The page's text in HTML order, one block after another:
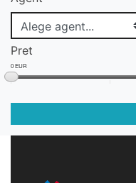
Pret
0 EUR